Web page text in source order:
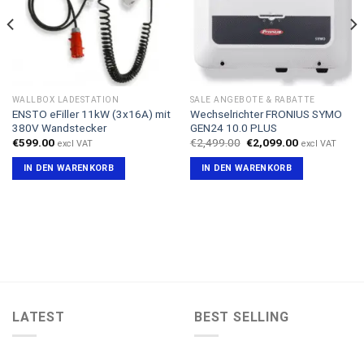
WALLBOX LADESTATION
ENSTO eFiller 11kW (3x16A) mit
380V Wandstecker
€599.00 excl VAT
IN DEN WARENKORB
SALE ANGEBOTE & RABATTE
Wechselrichter FRONIUS SYMO
GEN24 10.0 PLUS
€2,499.00 Ursprünglicher
Preis
war:
€2,499.00
€2,099.00Aktueller
excl VAT
IN DEN WARENKORB
LATEST BEST SELLING